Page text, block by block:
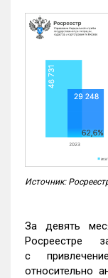
Источник:
За девять
Росреестре
с
относительно